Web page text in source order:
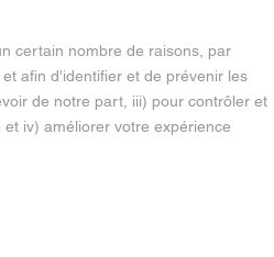
certain nombre de raisons, par
afin d'identifier et de prévenir les
de notre part, iii) pour contrôler et
iv) améliorer votre expérience